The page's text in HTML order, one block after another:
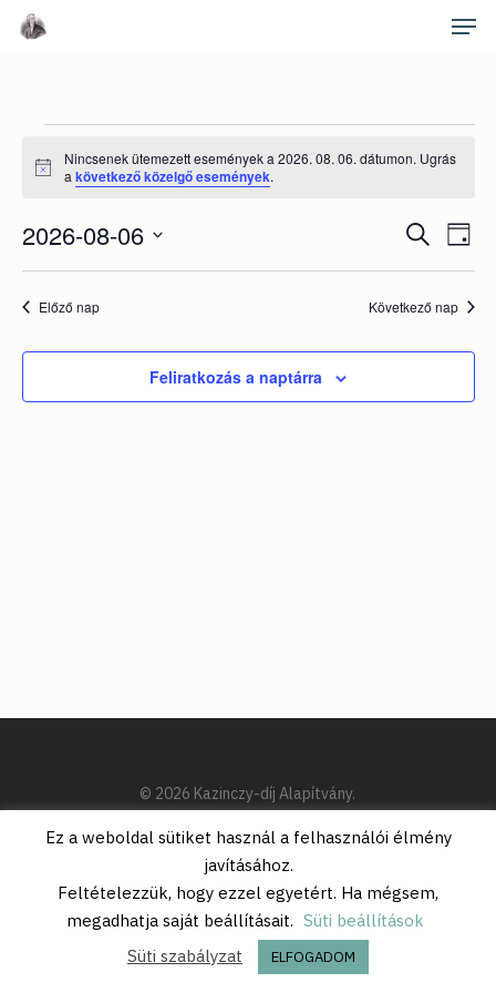
Skip
Események
for
2026.
08.
06.
Notice
Nincsenek ütemezett események a 2026. 08. 06. dátumon. Ugrás
a következő közelgő események.
és
nézet
Keresett
Nap
2026-08-06
Dátum
Előző nap Következő nap
Feliratkozás a naptárra
© 2026 Kazinczy-díj Alapítvány.
Ez a weboldal sütiket használ a felhasználói élmény
javításához.
Feltételezzük, hogy ezzel egyetért. Ha mégsem,
megadhatja saját beállításait. Süti beállítások
Süti szabályzat
ELFOGADOM